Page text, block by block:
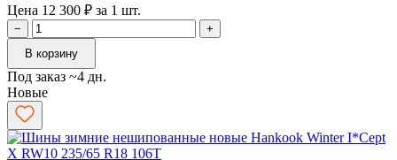
Цена 12 300 ₽ за 1 шт.
−
+
В корзину
Под заказ ~4 дн.
Новые